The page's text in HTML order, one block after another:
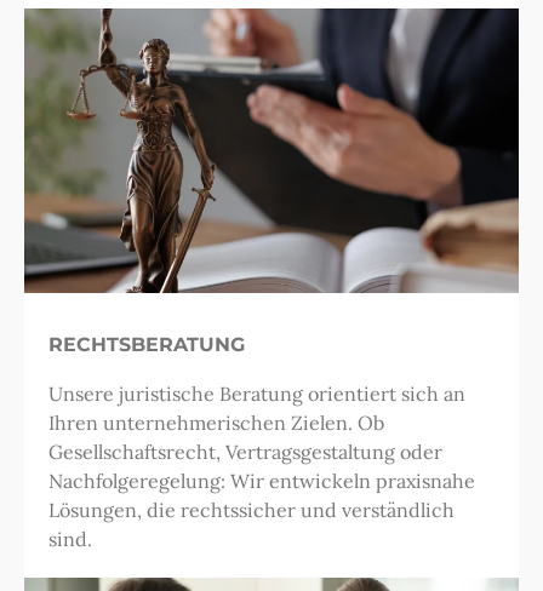
RECHTSBERATUNG
Unsere juristische Beratung orientiert sich an
Ihren unternehmerischen Zielen. Ob
Gesellschaftsrecht, Vertragsgestaltung oder
Nachfolgeregelung: Wir entwickeln praxisnahe
Lösungen, die rechtssicher und verständlich
sind.